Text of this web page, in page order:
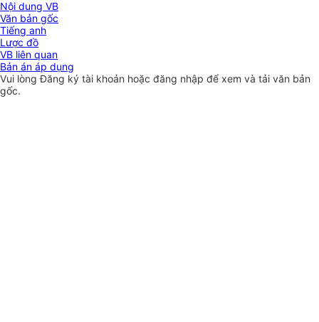
Nội dung VB
Văn bản gốc
Tiếng anh
Lược đồ
VB liên quan
Bản án áp dụng
Vui lòngĐăng ký tài khoản hoặc đăng nhập để xem và tải văn bản
gốc.